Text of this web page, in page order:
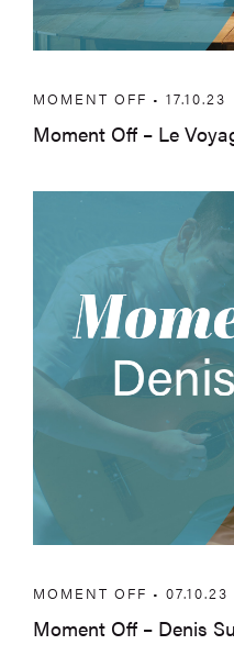
MOMENT OFF • 17.10.23
Moment Off – Le
Moment Off –
MOMENT OFF • 07.10.23
Moment Off – Denis